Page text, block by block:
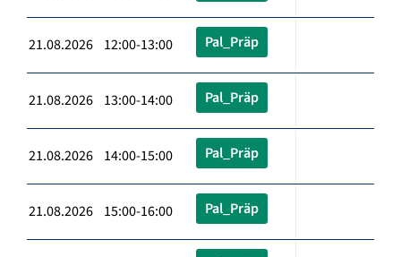
21.08.2026 12:00-13:00 Pal_Präp
21.08.2026 13:00-14:00 Pal_Präp
21.08.2026 14:00-15:00 Pal_Präp
21.08.2026 15:00-16:00 Pal_Präp